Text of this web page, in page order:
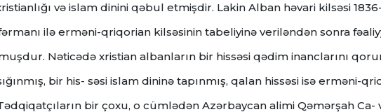
və islam dinini qəbul etmişdir. Lakin Alban həvari kilsəsi
ilə erməni-qriqorian kilsəsinin tabeliyinə veriləndən sonra
Nəticədə xristian albanların bir hissəsi qədim inanclarını
bir his- səsi islam dininə tapınmış, qalan hissəsi isə erməni-
bir çoxu, o cümlədən Azərbaycan alimi Qəmərşah Ca-